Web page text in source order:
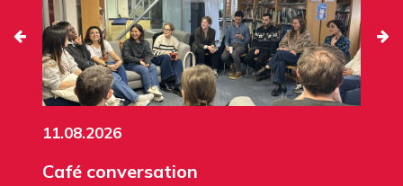
11.08.2026
Café conversation